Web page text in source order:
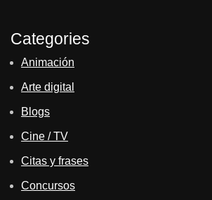
Categories
Animación
Arte digital
Blogs
Cine / TV
Citas y frases
Concursos